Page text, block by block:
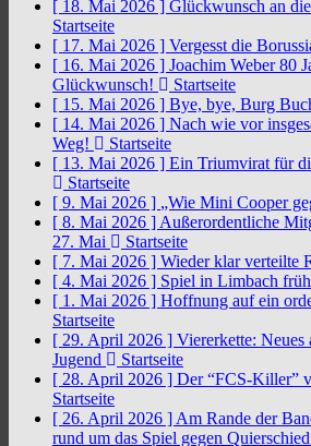
[ 18. Mai 2026 ] Glückwunsch an
Startseite
[ 17. Mai 2026 ] Vergesst die
[ 16. Mai 2026 ] Joachim Weber 80
Glückwunsch!
Startseite
[ 15. Mai 2026 ] Bye, bye, Burg
[ 14. Mai 2026 ] Nach wie vor
Weg!
Startseite
[ 13. Mai 2026 ] Ein Triumvirat für
Startseite
[ 9. Mai 2026 ] „Wie Mini Cooper
[ 8. Mai 2026 ] Außerordentliche
27. Mai
Startseite
[ 7. Mai 2026 ] Wieder klar verteilte
[ 4. Mai 2026 ] Spiel in Limbach
[ 1. Mai 2026 ] Hoffnung auf ein
Startseite
[ 29. April 2026 ] Viererkette: Neues
Jugend
Startseite
[ 28. April 2026 ] Der “FCS-Killer”
Startseite
[ 26. April 2026 ] Am Rande der
rund um das Spiel gegen Quierschied